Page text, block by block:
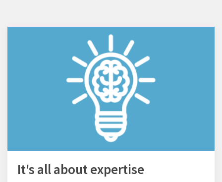
It's all about expertise